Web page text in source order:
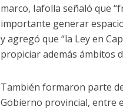
marco, Iafolla señaló que
importante generar
y agregó que “la Ley en
propiciar además ámbitos
También formaron parte
Gobierno provincial, entre